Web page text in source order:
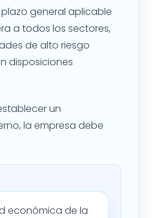
general aplicable
a todos los sectores,
de alto riesgo
disposiciones
un
la empresa debe
económica de la